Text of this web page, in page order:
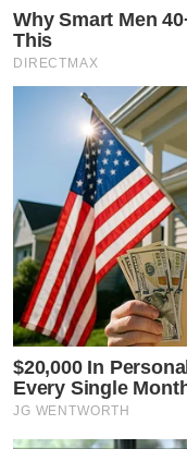
Why Smart Men
This
DIRECTMAX
$20,000 In
Every Single
JG WENTWORTH